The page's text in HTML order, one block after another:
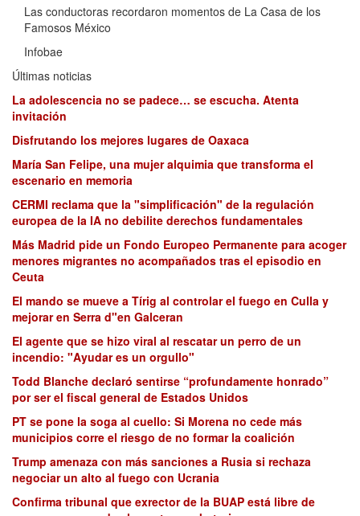
Las conductoras recordaron momentos de La Casa de los
Famosos México
Infobae
Últimas noticias
La adolescencia no se padece… se escucha. Atenta
invitación
Disfrutando los mejores lugares de Oaxaca
María San Felipe, una mujer alquimia que transforma el
escenario en memoria
CERMI reclama que la "simplificación" de la regulación
europea de la IA no debilite derechos fundamentales
Más Madrid pide un Fondo Europeo Permanente para acoger
menores migrantes no acompañados tras el episodio en
Ceuta
El mando se mueve a Tírig al controlar el fuego en Culla y
mejorar en Serra d"en Galceran
El agente que se hizo viral al rescatar un perro de un
incendio: "Ayudar es un orgullo"
Todd Blanche declaró sentirse “profundamente honrado”
por ser el fiscal general de Estados Unidos
PT se pone la soga al cuello: Si Morena no cede más
municipios corre el riesgo de no formar la coalición
Trump amenaza con más sanciones a Rusia si rechaza
negociar un alto al fuego con Ucrania
Confirma tribunal que exrector de la BUAP está libre de